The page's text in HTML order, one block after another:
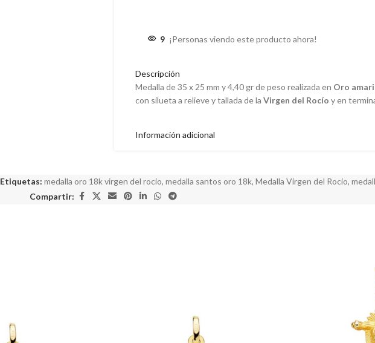
9 ¡Personas viendo este producto ahora!
Descripción
Medalla de 35 x 25 mm y 4,40 gr de peso realizada en Oro
con silueta a relieve y tallada de la Virgen del Rocío y en
Información adicional
Etiquetas: medalla oro 18k virgen del rocio, medalla santos oro 18k, Medalla Virgen del Rocio,
Compartir: